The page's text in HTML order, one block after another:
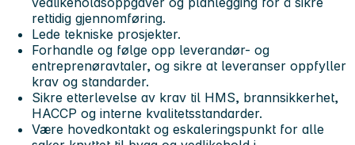
rettidig gjennomføring.
Lede tekniske prosjekter.
Forhandle og følge opp leverandør- og
entreprenøravtaler, og sikre at leveranser oppfyller
krav og standarder.
Sikre etterlevelse av krav til HMS, brannsikkerhet,
HACCP og interne kvalitetsstandarder.
Være hovedkontakt og eskaleringspunkt for alle